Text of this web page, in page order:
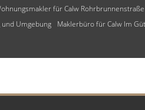
für Calw
Umgebung
Maklerbüro für Calw Im